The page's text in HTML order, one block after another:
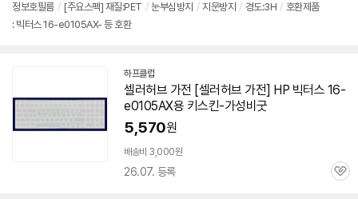
정보호필름 / [주요스펙] 재질:PET / 눈부심방지 / 지문방지 / 경도:3H / 호환제품
: 빅터스 16-e0105AX- 등 호환
하프클럽
셀러허브 가전 [셀러허브 가전] HP 빅터스 16-
e0105AX용 키스킨-가성비굿
5,570원
배송비 3,000원
26.07. 등록
관